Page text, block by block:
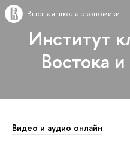
Высшая школа экономики
Институт
Востока
Видео и аудио онлайн